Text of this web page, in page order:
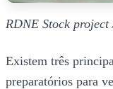
RDNE Stock project
Existem três
preparatórios para